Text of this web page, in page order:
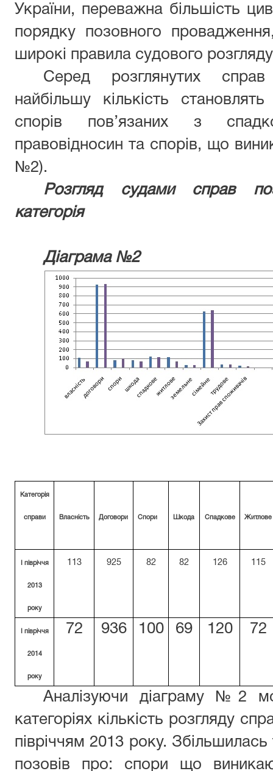
України, переважна більшість
порядку позовного
широкі правила судового
Серед розглянутих
найбільшу кількість
спорів пов’язаних з
правовідносин та спорів, що
№2).
Розгляд судами справ
категорія
Діаграма №2
Категорія
справи Власність Договори Спори Шкода Спадкове Житлове
І півріччя
2013
року
113 925 82 82 126 115
І півріччя
2014
року
72 936 100 69 120 72
Аналізуючи діаграму №2
категоріях кількість розгляду
півріччям 2013 року. Збільшилась
позовів про: спори що